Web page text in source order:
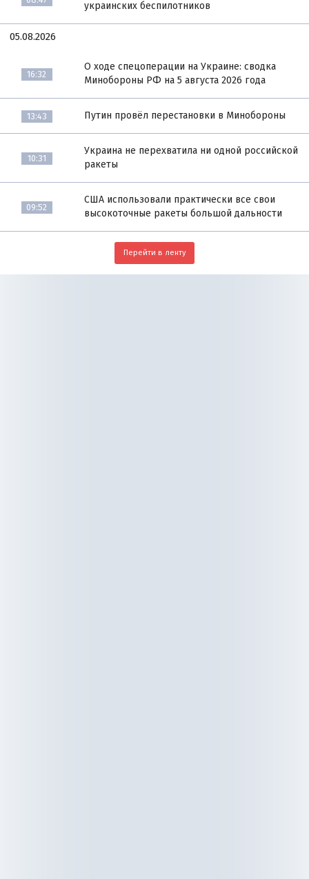
украинских беспилотников
05.08.2026
16:32
О ходе спецоперации на Украине: сводка
Минобороны РФ на 5 августа 2026 года
13:43 Путин провёл перестановки в Минобороны
10:31
Украина не перехватила ни одной российской
ракеты
09:52
США использовали практически все свои
высокоточные ракеты большой дальности
Перейти в ленту